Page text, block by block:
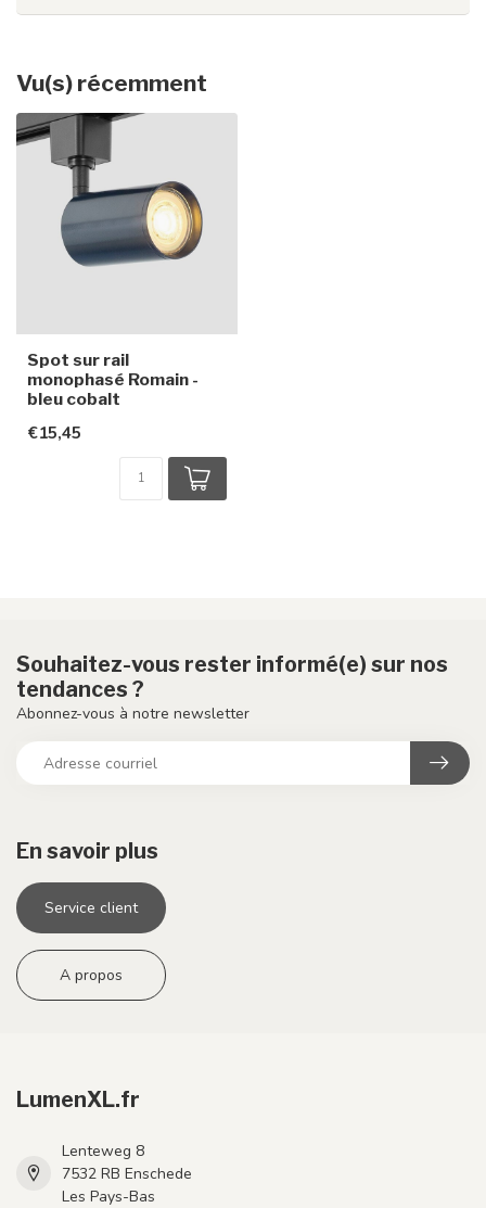
Vu(s) récemment
Spot sur rail
monophasé Romain -
bleu cobalt
€15,45
En savoir plus
Service client
A propos
Souhaitez-vous rester informé(e) sur nos
tendances ?
Abonnez-vous à notre newsletter
LumenXL.fr
Lenteweg 8
7532 RB Enschede
Les Pays-Bas